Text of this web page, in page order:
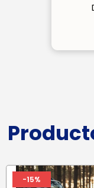
-15%